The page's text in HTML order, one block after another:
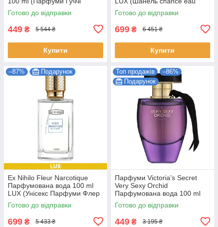
Флора Горджес Магнолія
Парфуми Жіночі)
Готово до відправки
449 ₴ 5 544 ₴
Купити
tendre Парфуми тендер
Жіночі)
Готово до відправки
699 ₴ 6 451 ₴
Купити
–87% Подарунок
Ex Nihilo Fleur Narcotique
Парфумована вода 100 ml
LUX (Унісекс Парфуми Флер
Наркотика EDP)
Готово до відправки
699 ₴ 5 433 ₴
Топ продажів
–86%
Подарунок
Парфуми Victoria's Secret
Very Sexy Orchid
Парфумована вода 100 ml
(Victoria's Secret Very Sexy
Orchid Жіночі)
Готово до відправки
449 ₴ 3 195 ₴